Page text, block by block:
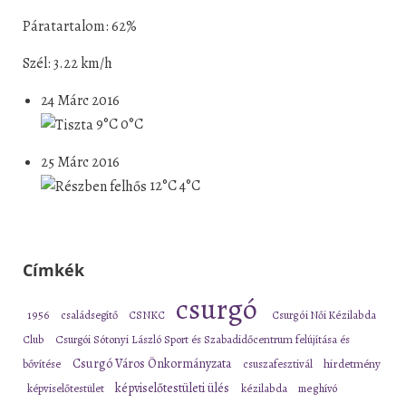
Páratartalom: 62%
Szél: 3.22 km/h
24 Márc 2016
9°C0°C
25 Márc 2016
12°C4°C
Címkék
1956 családsegítő CSNKC csurgó
Csurgói Női Kézilabda
Club
Csurgói Sótonyi László Sport és Szabadidőcentrum felújítása és
bővítése
Csurgó Város Önkormányzata csuszafesztivál hirdetmény
képviselőtestület képviselőtestületi ülés kézilabda meghívó